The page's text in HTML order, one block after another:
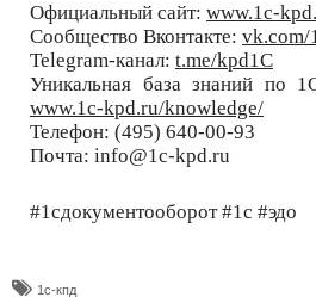
Официальный сайт: www.1c-
Сообщество Вконтакте: vk.com/
Telegram-канал: t.me/kpd1C
Уникальная база знаний по
www.1c-kpd.ru/knowledge/
Телефон: (495) 640-00-93
Почта: info@1c-kpd.ru
#1сдокументооборот #1с #эдо
1с-кпд